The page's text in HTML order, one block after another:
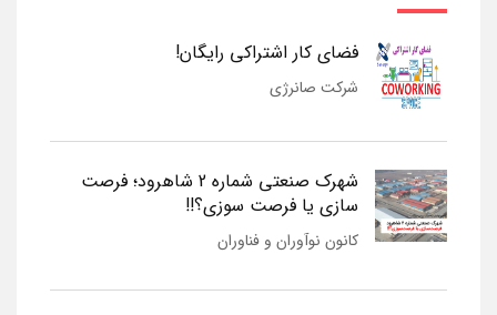
فضای کار اشتراکی رایگان!
شرکت صانرژی
شهرک صنعتی شماره 2 شاهرود؛ فرصت
سازی یا فرصت سوزی؟!!
کانون نوآوران و فناوران